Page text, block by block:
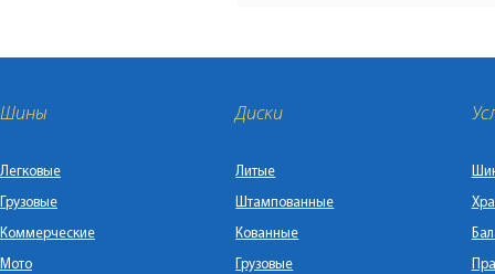
Шины
Легковые
Грузовые
Коммерческие
Мото
Диски
Литые
Штампованные
Кованные
Грузовые